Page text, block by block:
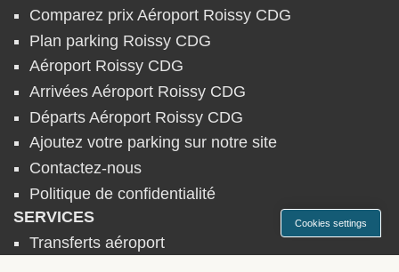
Comparez prix Aéroport Roissy CDG
Plan parking Roissy CDG
Aéroport Roissy CDG
Arrivées Aéroport Roissy CDG
Départs Aéroport Roissy CDG
Ajoutez votre parking sur notre site
Contactez-nous
Politique de confidentialité
SERVICES
Transferts aéroport
Cookies settings